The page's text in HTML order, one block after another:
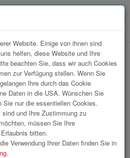
Website. Einige von ihnen sind
helfen, diese Website und Ihre
beachten Sie, dass wir auch Cookies
zur Verfügung stellen. Wenn Sie
Ihre durch das Cookie
Daten in die USA. Wünschen Sie
nur die essentiellen Cookies.
und Ihre Zustimmung zu
müssen Sie Ihre
bitten.
Verwendung Ihrer Daten finden Sie in
.